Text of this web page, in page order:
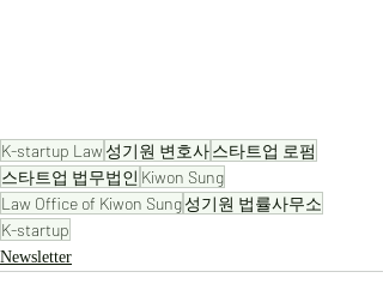
K-startup Law 성기원 변호사스타트업 로펌
스타트업 법무법인 Kiwon Sung
Law Office of Kiwon Sung성기원 법률사무소
K-startup
Newsletter